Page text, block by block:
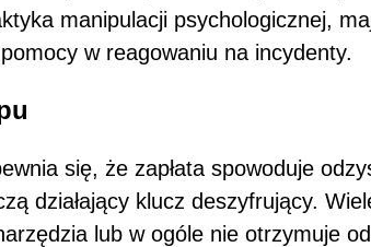
manipulacji psychologicznej,
w reagowaniu na incydenty.
się, że zapłata spowoduje
działający klucz deszyfrujący.
lub w ogóle nie otrzymuje